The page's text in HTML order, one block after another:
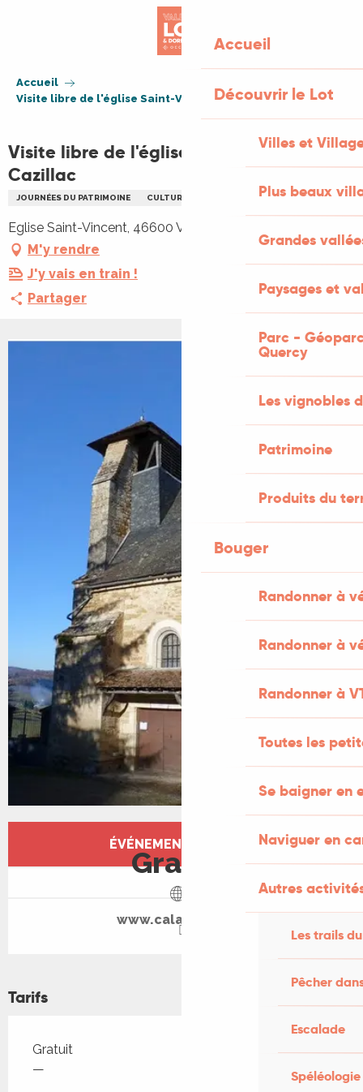
Accueil
Découvrir le Lot
Villes et
Plus beaux
Grandes
Paysages et
Parc -
Quercy
Les vignobles
Patrimoine
Produits du
Bouger
Randonner à
Randonner à
Randonner à
Toutes les
Se baigner en
Naviguer en
Autres
Les trails
Pêcher
Escalade
Spéléologie
Accueil
Visite libre de l'église Saint-Vincent de Cazillac
Visite libre de l'église Saint-Vincent de
Cazillac
JOURNÉES DU PATRIMOINE CULTURELLE PATRIMOINE
Eglise Saint-Vincent, 46600 Vignon-en-Quercy
M'y rendre
J'y vais en train !
Partager
Ouverture et coordonnées
ÉVÉNEMENT TERMINÉ
Gratuit
www.calameo.com
Tarifs
Tarifs 2026
Gratuit
—